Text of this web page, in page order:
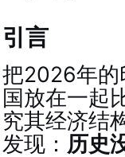
引言
把2026年的
国放在一起
究其经济结
发现： 历史